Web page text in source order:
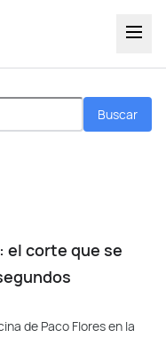
Buscar
el corte que se
de Paco Flores en la